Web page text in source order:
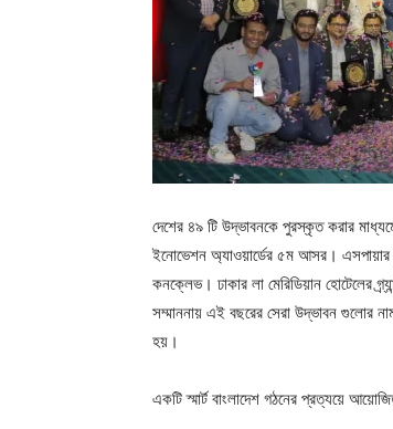
দেশের ৪৯ টি উদ্ভাবনকে পুরস্কৃত করার
ইনোভেশন অ্যাওয়ার্ডের ৫ম আসর।
কনক্লেভ। ঢাকার লা মেরিডিয়ান হোটেলের
সম্মাননায় এই বছরের সেরা উদ্ভাবন গুলোর
হয়।
একটি স্মার্ট বাংলাদেশ গঠনের প্রত্যয়ে